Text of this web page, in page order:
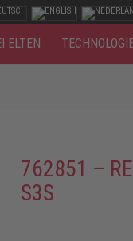
ELTEN
762851 –
S3S